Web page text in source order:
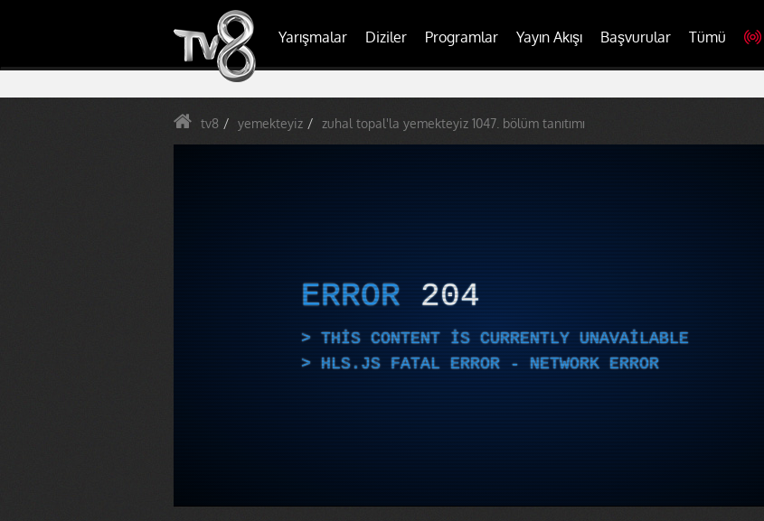
Yarışmalar Diziler Programlar Yayın Akışı Başvurular Tümü
tv8 yemekteyiz zuhal topal'la yemekteyiz 1047. bölüm tanıtımı
ERROR 204
THIS CONTENT IS CURRENTLY UNAVAILABLE
HLS.JS FATAL ERROR - NETWORK ERROR